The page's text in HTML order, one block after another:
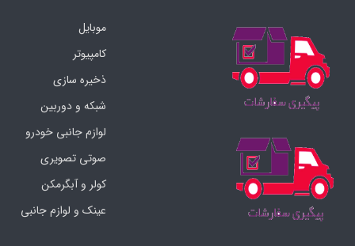
موبایل
کامپیوتر
ذخیره سازی
شبکه و دوربین
لوازم جانبی خودرو
صوتی تصویری
کولر و آبگرمکن
عینک و لوازم جانبی